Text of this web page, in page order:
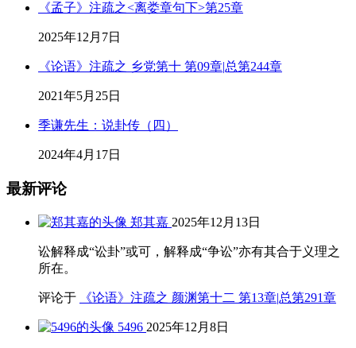
《孟子》注疏之<离娄章句下>第25章
2025年12月7日
《论语》注疏之 乡党第十 第09章|总第244章
2021年5月25日
季谦先生：说卦传（四）
2024年4月17日
最新评论
郑其嘉 2025年12月13日
讼解释成“讼卦”或可，解释成“争讼”亦有其合于义理之
所在。
评论于 《论语》注疏之 颜渊第十二 第13章|总第291章
5496 2025年12月8日